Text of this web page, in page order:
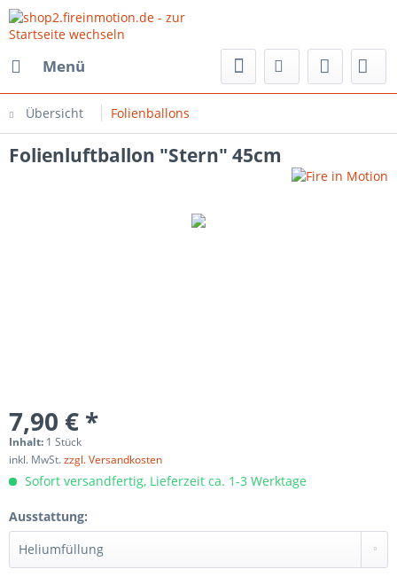
Menü
Übersicht Folienballons
Folienluftballon "Stern" 45cm
7,90 € *
Inhalt: 1 Stück
inkl. MwSt.zzgl. Versandkosten
Sofort versandfertig, Lieferzeit ca. 1-3 Werktage
Ausstattung: